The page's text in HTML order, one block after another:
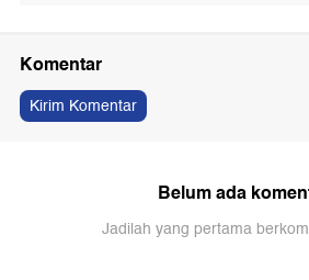
Komentar
Kirim Komentar
Belum ada
Jadilah yang pertama